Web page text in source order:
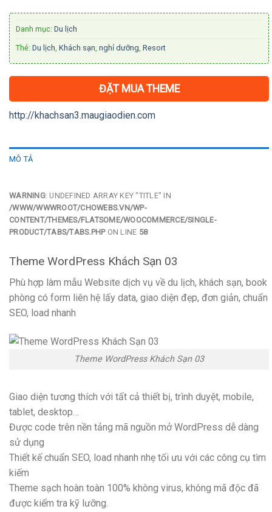
Danh mục: Du lịch
Thẻ: Du lịch, Khách sạn, nghỉ dưỡng, Resort
ĐẶT MUA THEME
http://khachsan3.maugiaodien.com
MÔ TẢ
WARNING: UNDEFINED ARRAY KEY "TITLE" IN
/WWW/WWWROOT/CHOWEBS.VN/WP-
CONTENT/THEMES/FLATSOME/WOOCOMMERCE/SINGLE-
PRODUCT/TABS/TABS.PHPON LINE 58
Theme WordPress Khách Sạn 03
Phù hợp làm mẫu Website dịch vụ về du lịch, khách sạn, book
phòng có form liên hệ lấy data, giao diện đẹp, đơn giản, chuẩn
SEO, load nhanh
Theme WordPress Khách Sạn 03
Giao diện tương thích với tất cả thiết bị, trình duyệt, mobile,
tablet, desktop…
Được code trên nền tảng mã nguồn mở WordPress dễ dàng
sử dụng
Thiết kế chuẩn SEO, load nhanh nhẹ tối ưu với các công cụ tìm
kiếm
Theme sạch hoàn toàn 100% không virus, không mã độc đã
được kiểm tra kỹ lưỡng.